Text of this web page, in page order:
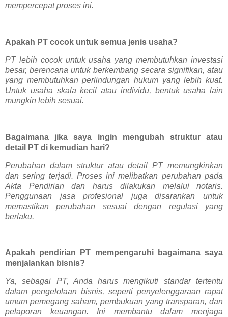
mempercepat proses ini.
Apakah PT cocok untuk semua jenis usaha?
PT lebih cocok untuk usaha yang membutuhkan investasi
besar, berencana untuk berkembang secara signifikan, atau
yang membutuhkan perlindungan hukum yang lebih kuat.
Untuk usaha skala kecil atau individu, bentuk usaha lain
mungkin lebih sesuai.
Bagaimana jika saya ingin mengubah struktur atau
detail PT di kemudian hari?
Perubahan dalam struktur atau detail PT memungkinkan
dan sering terjadi. Proses ini melibatkan perubahan pada
Akta Pendirian dan harus dilakukan melalui notaris.
Penggunaan jasa profesional juga disarankan untuk
memastikan perubahan sesuai dengan regulasi yang
berlaku.
Apakah pendirian PT mempengaruhi bagaimana saya
menjalankan bisnis?
Ya, sebagai PT, Anda harus mengikuti standar tertentu
dalam pengelolaan bisnis, seperti penyelenggaraan rapat
umum pemegang saham, pembukuan yang transparan, dan
pelaporan keuangan. Ini membantu dalam menjaga